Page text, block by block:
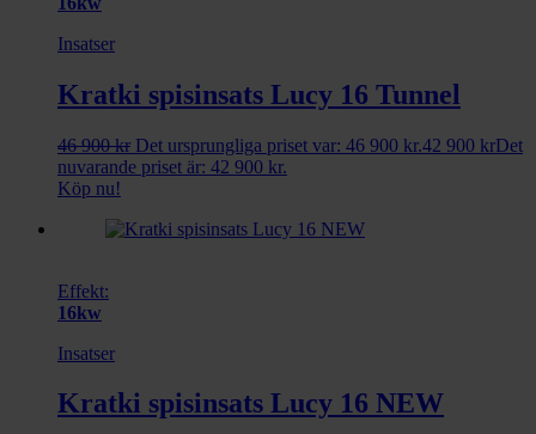
Insatser
Kratki spisinsats Lucy 16 Tunnel
46 900kr Det ursprungliga priset var: 46 900 kr.42 900 krDet
nuvarande priset är: 42 900 kr.
Köp nu!
Effekt:
16kw
Insatser
Kratki spisinsats Lucy 16 NEW